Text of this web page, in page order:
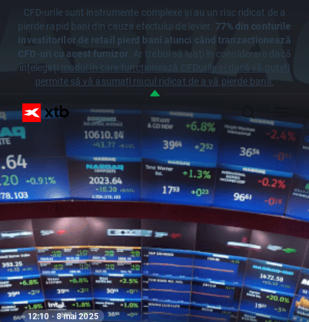
CFD-urile sunt instrumente complexe și au un risc ridicat de a
pierde rapid bani din cauza efectului de levier. 77% din conturile
investitorilor de retail pierd bani atunci când tranzacționează
CFD-uri cu acest furnizor. Ar trebui să luați în considerare dacă
înțelegeți modul în care funcționează CFDurile și dacă vă puteți
permite să vă asumați riscul ridicat de a vă pierde banii.
12:10 · 8 mai 2025